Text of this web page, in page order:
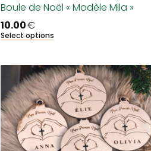
Boule de Noël « Modèle Mila »
10.00€
Select options